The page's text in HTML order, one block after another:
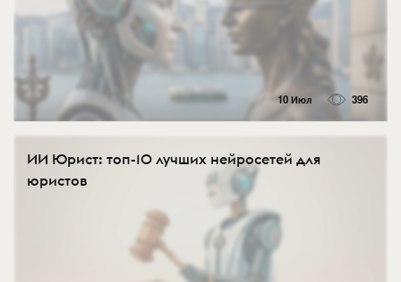
10 Июл 396
ИИ Юрист: топ-10 лучших нейросетей для
юристов